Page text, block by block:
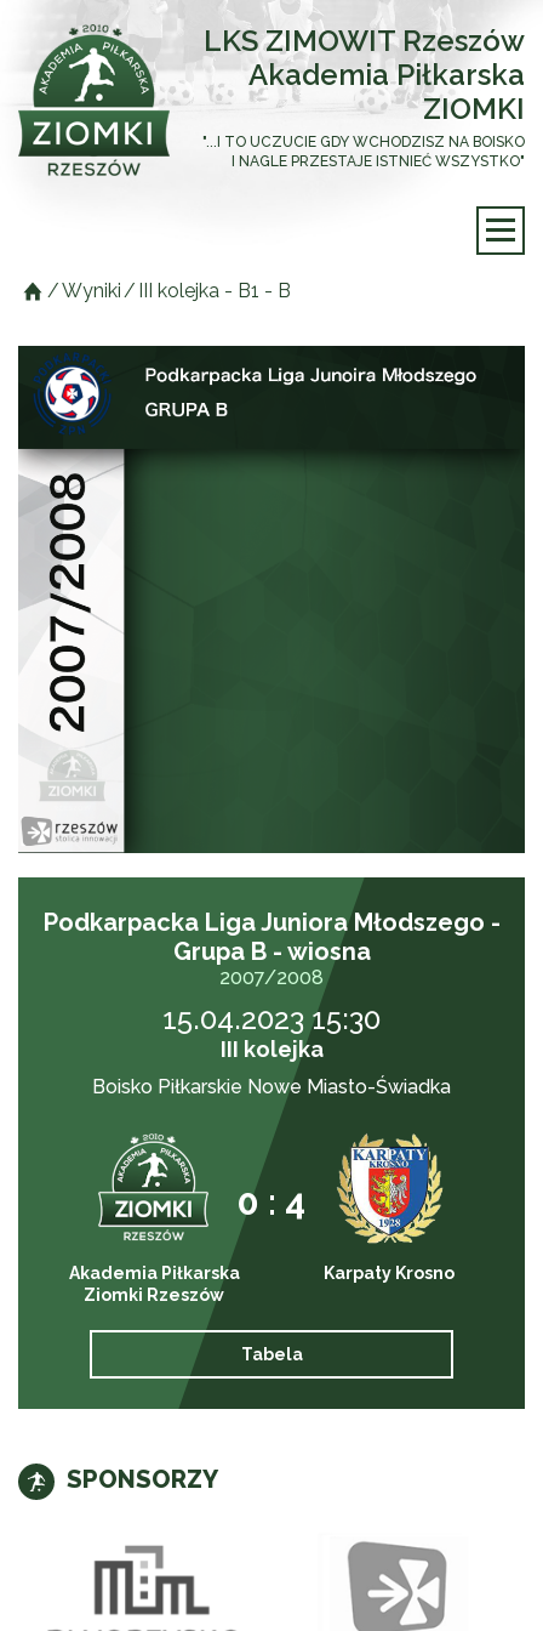
LKS ZIMOWIT Rzeszów
Akademia Piłkarska
ZIOMKI
"...I TO UCZUCIE GDY WCHODZISZ NA BOISKO
I NAGLE PRZESTAJE ISTNIEĆ WSZYSTKO"
/Wyniki / III kolejka - B1 - B
Podkarpacka Liga Juniora Młodszego -
Grupa B - wiosna
2007/2008
15.04.2023 15:30
III kolejka
Boisko Piłkarskie Nowe Miasto-Świadka
0 : 4
Akademia Piłkarska
Ziomki Rzeszów
Karpaty Krosno
Tabela
SPONSORZY